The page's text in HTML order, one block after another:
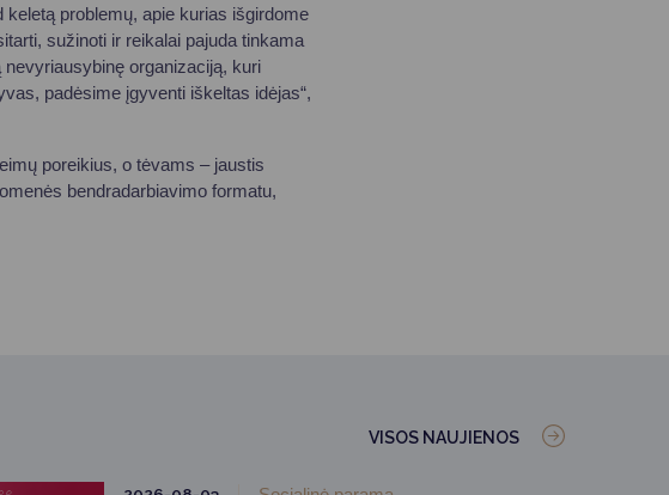
keletą problemų, apie kurias išgirdome
sužinoti ir reikalai pajuda tinkama
organizaciją, kuri
padėsime įgyventi iškeltas idėjas“,
poreikius, o tėvams – jaustis
bendradarbiavimo formatu,
VISOS NAUJIENOS